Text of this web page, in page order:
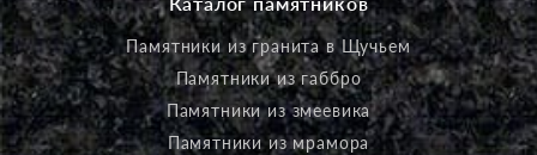
Памятники из гранита в Щучьем
Памятники из габбро
Памятники из змеевика
Памятники из мрамора